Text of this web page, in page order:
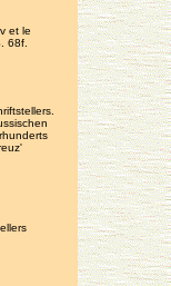
et le
68f.